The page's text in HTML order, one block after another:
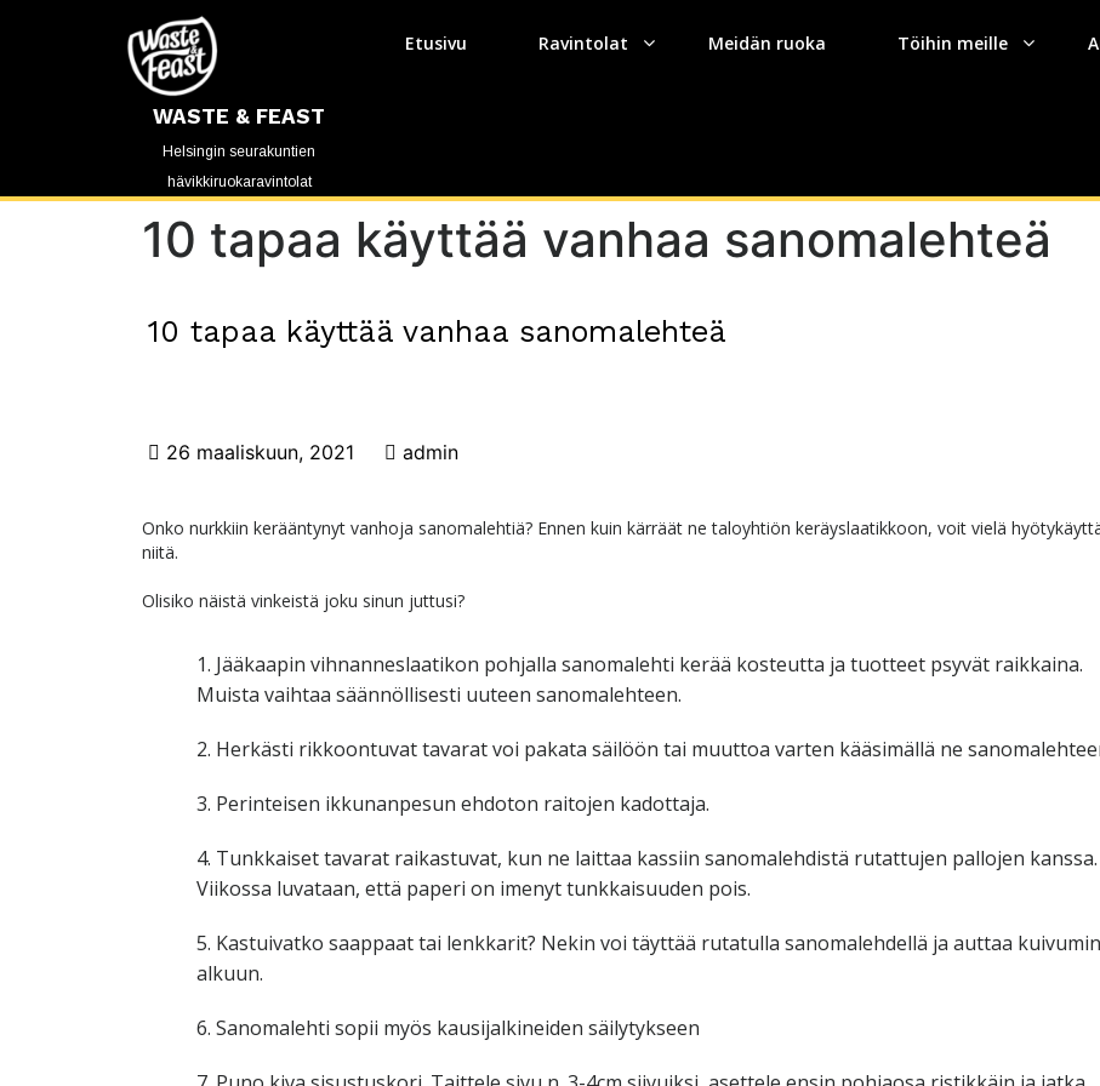
WASTE & FEAST
Helsingin seurakuntien
hävikkiruokaravintolat
Etusivu Ravintolat Meidän ruoka Töihin meille
10 tapaa käyttää vanhaa sanomalehteä
10 tapaa käyttää vanhaa sanomalehteä
26 maaliskuun, 2021 admin
Onko nurkkiin kerääntynyt vanhoja sanomalehtiä? Ennen kuin kärräät ne taloyhtiön keräyslaatikkoon, voit vielä
niitä.
Olisiko näistä vinkeistä joku sinun juttusi?
1. Jääkaapin vihnanneslaatikon pohjalla sanomalehti kerää kosteutta ja tuotteet psyvät raikkaina.
Muista vaihtaa säännöllisesti uuteen sanomalehteen.
2. Herkästi rikkoontuvat tavarat voi pakata säilöön tai muuttoa varten kääsimällä ne
3. Perinteisen ikkunanpesun ehdoton raitojen kadottaja.
4. Tunkkaiset tavarat raikastuvat, kun ne laittaa kassiin sanomalehdistä rutattujen pallojen kanssa.
Viikossa luvataan, että paperi on imenyt tunkkaisuuden pois.
5. Kastuivatko saappaat tai lenkkarit? Nekin voi täyttää rutatulla sanomalehdellä ja auttaa
alkuun.
6. Sanomalehti sopii myös kausijalkineiden säilytykseen